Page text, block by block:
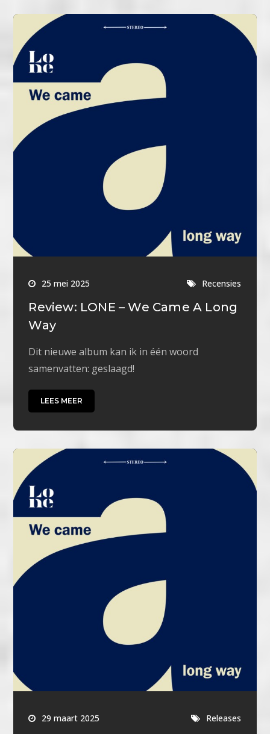
25 mei 2025 Recensies
Review: LONE – We Came A Long
Way
Dit nieuwe album kan ik in één woord
samenvatten: geslaagd!
LEES MEER
29 maart 2025 Releases